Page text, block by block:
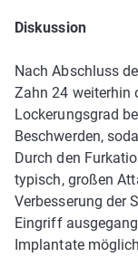
Diskussion
Nach Abschluss
Zahn 24 weiterhin
Lockerungsgrad
Beschwerden,
Durch den
typisch, großen
Verbesserung der
Eingriff
Implantate